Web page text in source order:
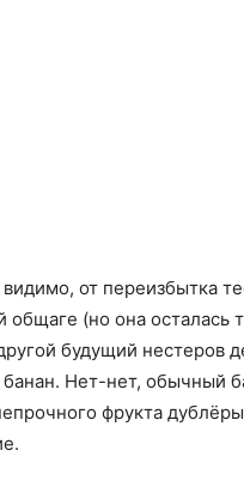
от переизбытка
(но она осталась
будущий нестеров
Нет-нет, обычный
фрукта